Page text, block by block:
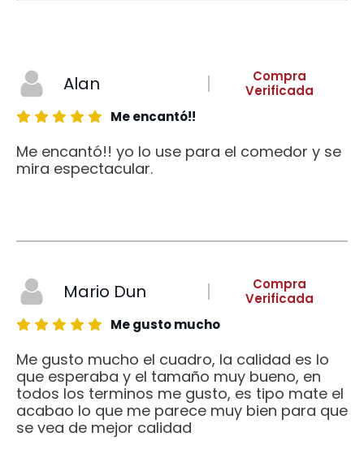
Alan
Compra
Verificada
Me encantó!!
Me encantó!! yo lo use para el comedor y se
mira espectacular.
Mario Dun
Compra
Verificada
Me gusto mucho
Me gusto mucho el cuadro, la calidad es lo
que esperaba y el tamaño muy bueno, en
todos los terminos me gusto, es tipo mate el
acabao lo que me parece muy bien para que
se vea de mejor calidad